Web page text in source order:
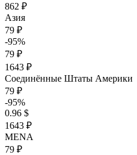
862 ₽
Азия
79 ₽
-95%
79 ₽
1643 ₽
Соединённые Штаты Америки
79 ₽
-95%
0.96 $
1643 ₽
MENA
79 ₽